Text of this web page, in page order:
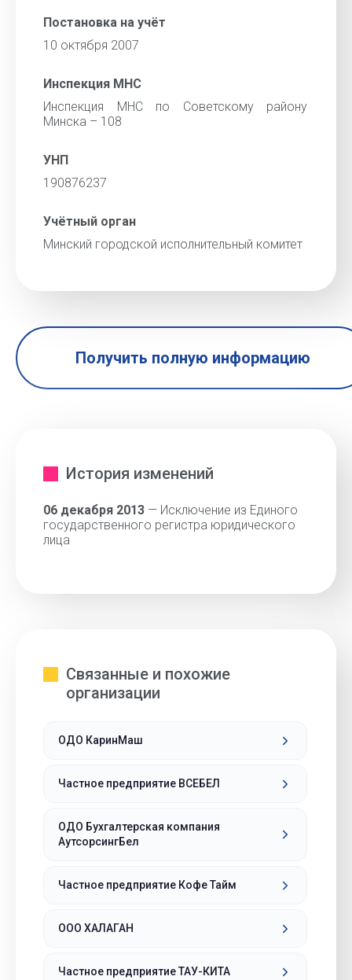
Постановка на учёт
10 октября 2007
Инспекция МНС
Инспекция МНС по Советскому району
Минска – 108
УНП
190876237
Учётный орган
Минский городской исполнительный комитет
Получить полную информацию
История изменений
06 декабря 2013 — Исключение из Единого
государственного регистра юридического
лица
Связанные и похожие
организации
ОДО КаринМаш
Частное предприятие ВСЕБЕЛ
ОДО Бухгалтерская компания
АутсорсингБел
Частное предприятие Кофе Тайм
ООО ХАЛАГАН
Частное предприятие ТАУ-КИТА